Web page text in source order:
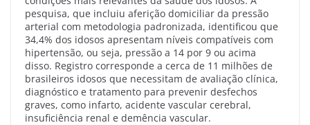
pesquisa, que incluiu aferição domiciliar da pressão
arterial com metodologia padronizada, identificou que
34,4% dos idosos apresentam níveis compatíveis com
hipertensão, ou seja, pressão a 14 por 9 ou acima
disso. Registro corresponde a cerca de 11 milhões de
brasileiros idosos que necessitam de avaliação clínica,
diagnóstico e tratamento para prevenir desfechos
graves, como infarto, acidente vascular cerebral,
insuficiência renal e demência vascular.